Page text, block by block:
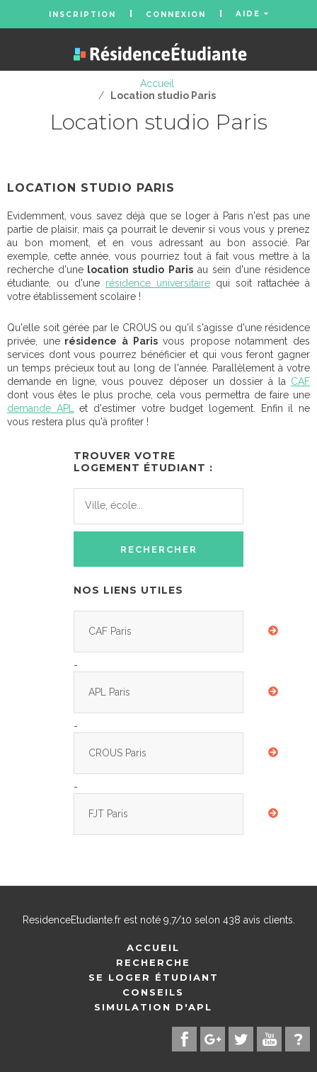
INSCRIPTION CONNEXION AIDE
Accueil
/
Location studio Paris
Location studio Paris
LOCATION STUDIO PARIS
Evidemment, vous savez déjà que se loger à Paris n'est pas une
partie de plaisir, mais ça pourrait le devenir si vous vous y prenez
au bon moment, et en vous adressant au bon associé. Par
exemple, cette année, vous pourriez tout à fait vous mettre à la
recherche d'une location studio Parisau sein d'une résidence
étudiante, ou d'une résidence universitaire qui soit rattachée à
votre établissement scolaire !
Qu'elle soit gérée par le CROUS ou qu'il s'agisse d'une résidence
privée, unerésidence à Parisvous propose notamment des
services dont vous pourrez bénéficier et qui vous feront gagner
un temps précieux tout au long de l'année. Parallèlement à votre
demande en ligne, vous pouvez déposer un dossier à la CAF
dont vous êtes le plus proche, cela vous permettra de faire une
demande APL
et d'estimer votre budget logement. Enfin il ne
vous restera plus qu'à profiter !
TROUVER VOTRE
LOGEMENT ÉTUDIANT :
NOS LIENS UTILES
CAF Paris
-
APL Paris
-
CROUS Paris
-
FJT Paris
ResidenceEtudiante.frest noté 9,7/10 selon 438 avis clients.
ACCUEIL
RECHERCHE
SE LOGER ÉTUDIANT
CONSEILS
SIMULATION D'APL